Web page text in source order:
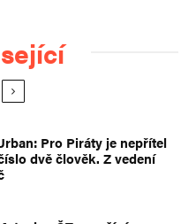
Pro Piráty je nepřítel
dvě člověk. Z vedení